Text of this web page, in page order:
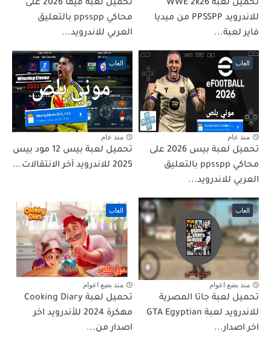
تحميل لعبة WWE 2k26
للاندرويد PPSSPP من ميديا
فاير لعبة...
تحميل لعبة فيفا 2026 على
محاكي ppsspp بالتعليق
العربي للاندرويد...
العاب
منذ عام
تحميل لعبة بيس 2026 على
محاكي ppsspp بالتعليق
العربي للاندرويد...
العاب
منذ عام
تحميل لعبة بيس 12 مود بيس
2025 للاندرويد آخر الانتقالات...
العاب
منذ بضع اعوام
تحميل لعبة جاتا المصرية
للاندرويد لعبة GTA Egyptian
اخر اصدار...
العاب
منذ بضع اعوام
تحميل لعبة Cooking Diary
مهكرة 2024 للأندرويد اخر
اصدار من...